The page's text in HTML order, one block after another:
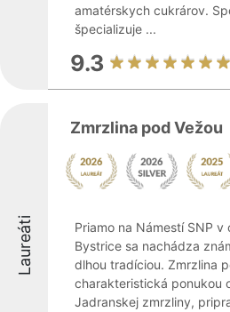
amatérskych cukrárov.
špecializuje ...
9.3
Laureáti
Zmrzlina pod Vežou
Priamo na Námestí SNP v
Bystrice sa nachádza
dlhou tradíciou. Zmrzlina
charakteristická ponukou
Jadranskej zmrzliny,